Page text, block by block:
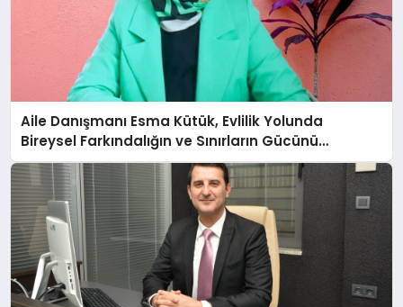
Aile Danışmanı Esma Kütük, Evlilik Yolunda
Bireysel Farkındalığın ve Sınırların Gücünü
Anlatıyor